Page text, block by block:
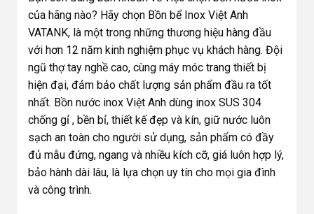
của hãng nào? Hãy chọn Bồn bể Inox Việt Anh
VATANK, là một trong những thương hiệu hàng đầu
với hơn 12 năm kinh nghiệm phục vụ khách hàng. Đội
ngũ thợ tay nghề cao, cùng máy móc trang thiết bị
hiện đại, đảm bảo chất lượng sản phẩm đầu ra tốt
nhất. Bồn nước inox Việt Anh dùng inox SUS 304
chống gỉ , bền bỉ, thiết kế đẹp và kín, giữ nước luôn
sạch an toàn cho người sử dụng, sản phẩm có đầy
đủ mẫu đứng, ngang và nhiều kích cỡ, giá luôn hợp lý,
bảo hành dài lâu, là lựa chọn uy tín cho mọi gia đình
và công trình.